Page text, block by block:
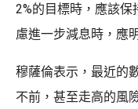
2%的目標時，應該
慮進一步減息時，應
穆薩倫表示，最近的
不前，甚至走高的風